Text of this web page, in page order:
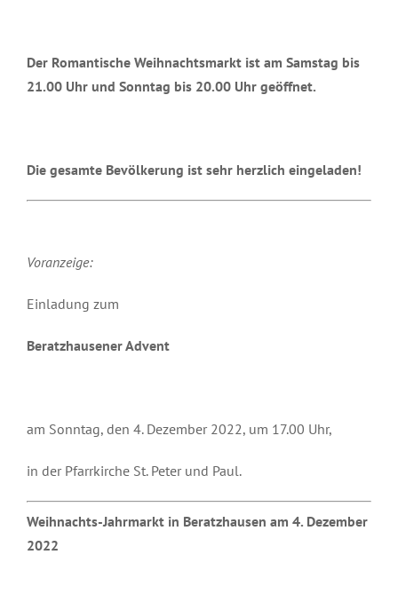
Der Romantische Weihnachtsmarkt ist am Samstag bis
21.00 Uhr und Sonntag bis 20.00 Uhr geöffnet.
Die gesamte Bevölkerung ist sehr herzlich eingeladen!
Voranzeige:
Einladung zum
Beratzhausener Advent
am Sonntag, den 4. Dezember 2022, um 17.00 Uhr,
in der Pfarrkirche St. Peter und Paul.
Weihnachts-Jahrmarkt in Beratzhausen am 4. Dezember
2022